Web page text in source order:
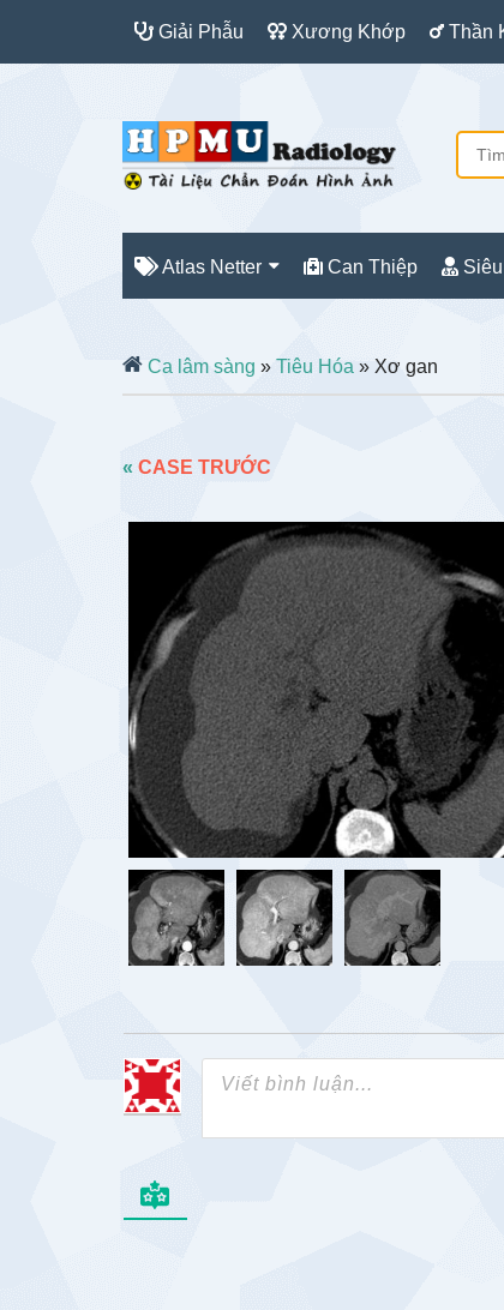
Giải Phẫu Xương Khớp Thần
Atlas Netter Can Thiệp
Ca lâm sàng » Tiêu Hóa » Xơ gan
« CASE TRƯỚC